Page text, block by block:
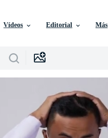
Vídeos Editorial Más